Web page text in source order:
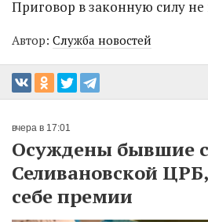
Приговор в законную силу не
Автор: Служба новостей
вчера в 17:01
Осуждены бывшие
Селивановской
себе премии